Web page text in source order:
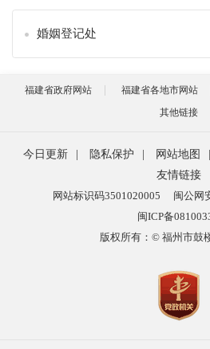
婚姻登记处
福建省政府网站 福建省各地市网站
其他链接
今日更新 隐私保护 网站地图
友情链接
网站标识码3501020005
闽公网
闽ICP备
版权所有：© 福州市鼓